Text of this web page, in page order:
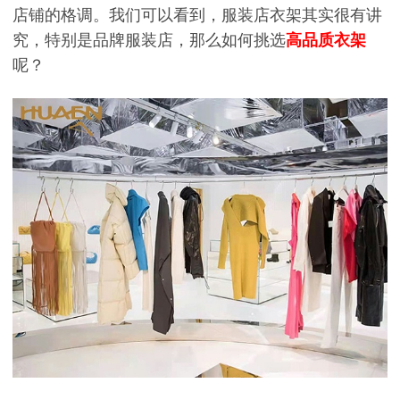
店铺的格调。我们可以看到，服装店衣架其实很有讲
究，特别是品牌服装店，那么如何挑选高品质衣架
呢？